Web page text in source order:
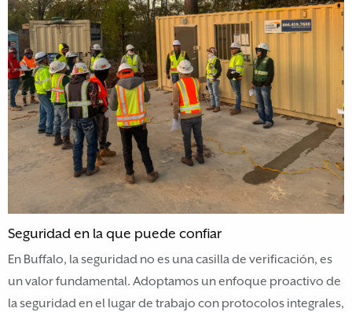
Seguridad en la que puede confiar
En Buffalo, la seguridad no es una casilla de verificación, es
un valor fundamental. Adoptamos un enfoque proactivo de
la seguridad en el lugar de trabajo con protocolos integrales,